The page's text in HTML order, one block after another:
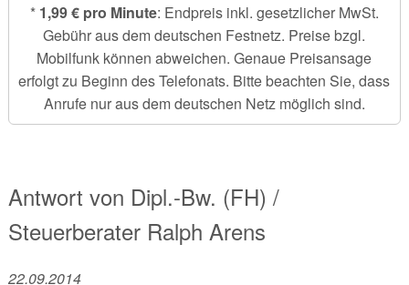
* 1,99 € pro Minute: Endpreis inkl. gesetzlicher MwSt.
Gebühr aus dem deutschen Festnetz. Preise bzgl.
Mobilfunk können abweichen. Genaue Preisansage
erfolgt zu Beginn des Telefonats. Bitte beachten Sie, dass
Anrufe nur aus dem deutschen Netz möglich sind.
Antwort von Dipl.-Bw. (FH) /
Steuerberater Ralph Arens
22.09.2014